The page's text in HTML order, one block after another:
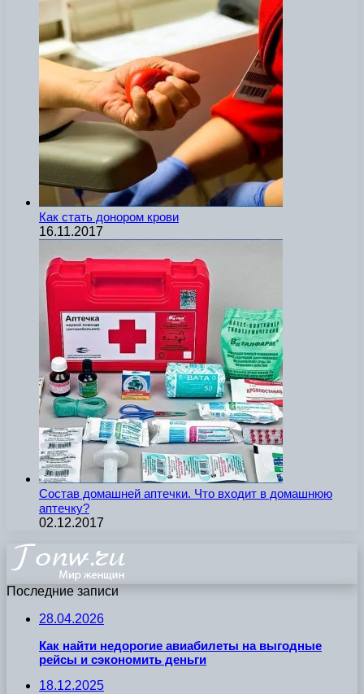
Как стать донором крови
16.11.2017
Состав домашней аптечки. Что входит в домашнюю
аптечку?
02.12.2017
Последние записи
28.04.2026
Как найти недорогие авиабилеты на выгодные
рейсы и сэкономить деньги
18.12.2025